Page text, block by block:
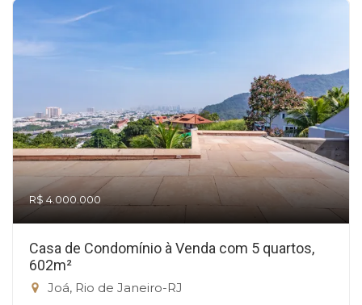
R$ 4.000.000
Casa de Condomínio à Venda com 5 quartos,
602m²
Joá, Rio de Janeiro-RJ